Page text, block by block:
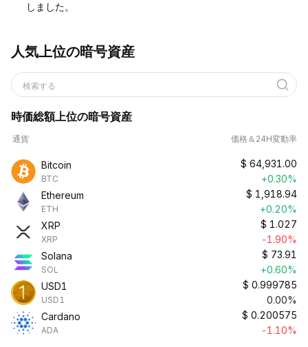
しました。
人気上位の暗号資産
検索する
時価総額上位の暗号資産
通貨 価格＆24H変動率
Bitcoin
BTC
$ 64,931.00
+0.30%
Ethereum
ETH
$ 1,918.94
+0.20%
XRP
XRP
$ 1.027
-1.90%
Solana
SOL
$ 73.91
+0.60%
USD1
USD1
$ 0.999785
0.00%
Cardano
ADA
$ 0.200575
-1.10%